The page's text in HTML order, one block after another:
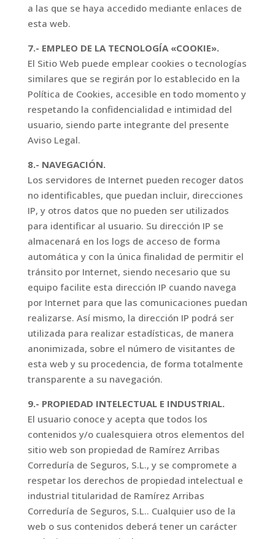
a las que se haya accedido mediante enlaces de
esta web.
7.- EMPLEO DE LA TECNOLOGÍA «COOKIE».
El Sitio Web puede emplear cookies o tecnologías
similares que se regirán por lo establecido en la
Política de Cookies, accesible en todo momento y
respetando la confidencialidad e intimidad del
usuario, siendo parte integrante del presente
Aviso Legal.
8.- NAVEGACIÓN.
Los servidores de Internet pueden recoger datos
no identificables, que puedan incluir, direcciones
IP, y otros datos que no pueden ser utilizados
para identificar al usuario. Su dirección IP se
almacenará en los logs de acceso de forma
automática y con la única finalidad de permitir el
tránsito por Internet, siendo necesario que su
equipo facilite esta dirección IP cuando navega
por Internet para que las comunicaciones puedan
realizarse. Así mismo, la dirección IP podrá ser
utilizada para realizar estadísticas, de manera
anonimizada, sobre el número de visitantes de
esta web y su procedencia, de forma totalmente
transparente a su navegación.
9.- PROPIEDAD INTELECTUAL E INDUSTRIAL.
El usuario conoce y acepta que todos los
contenidos y/o cualesquiera otros elementos del
sitio web son propiedad de Ramírez Arribas
Correduría de Seguros, S.L., y se compromete a
respetar los derechos de propiedad intelectual e
industrial titularidad de Ramírez Arribas
Correduría de Seguros, S.L.. Cualquier uso de la
web o sus contenidos deberá tener un carácter